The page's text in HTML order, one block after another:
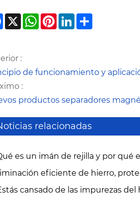
Facebook
X WhatsApp
PinterestLinkedIn
:
de funcionamiento y
:
productos separadores
relacionadas
es un imán de rejilla y por qué
de la contaminación
eficiente de hierro,
cansado de las impurezas del